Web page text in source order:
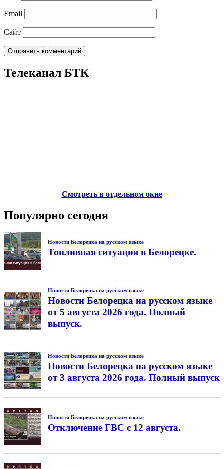
Email
Сайт
Телеканал БТК
Смотреть в отдельном окне
Популярно сегодня
Новости Белорецка на русском языке
Топливная ситуация в Белорецке.
Новости Белорецка на русском языке
Новости Белорецка на русском языке
от 5 августа 2026 года. Полный
выпуск.
Новости Белорецка на русском языке
Новости Белорецка на русском языке
от 3 августа 2026 года. Полный выпуск
Новости Белорецка на русском языке
Отключение ГВС с 12 августа.